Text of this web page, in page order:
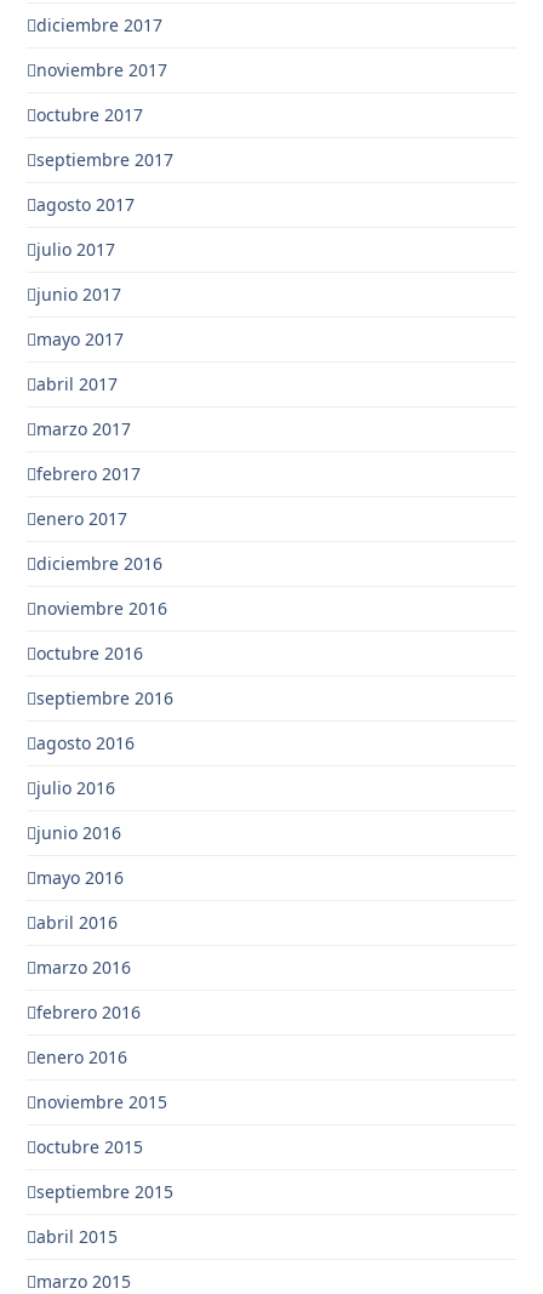
diciembre 2017
noviembre 2017
octubre 2017
septiembre 2017
agosto 2017
julio 2017
junio 2017
mayo 2017
abril 2017
marzo 2017
febrero 2017
enero 2017
diciembre 2016
noviembre 2016
octubre 2016
septiembre 2016
agosto 2016
julio 2016
junio 2016
mayo 2016
abril 2016
marzo 2016
febrero 2016
enero 2016
noviembre 2015
octubre 2015
septiembre 2015
abril 2015
marzo 2015